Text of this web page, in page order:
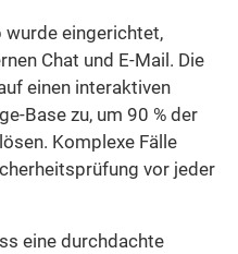
wurde eingerichtet,
Chat und E-Mail. Die
einen interaktiven
Base zu, um 90 % der
Komplexe Fälle
vor jeder
eine durchdachte